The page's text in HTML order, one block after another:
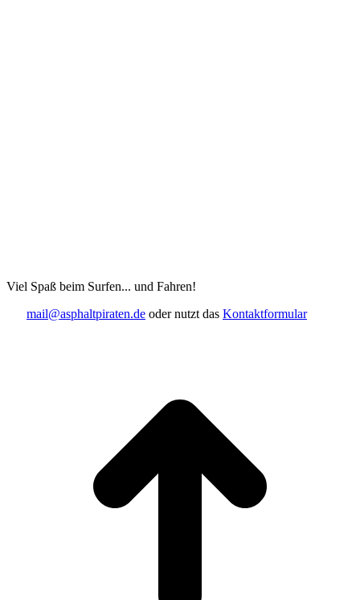
Viel Spaß beim Surfen... und Fahren!
mail@asphaltpiraten.de oder nutzt das Kontaktformular